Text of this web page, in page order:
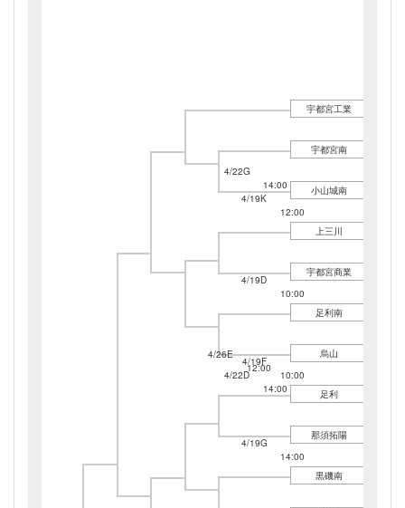
宇都宮工業
4/22G
14:00
宇都宮南
4/19K
12:00
小山城南
4/26E
12:00
上三川
4/19D
10:00
宇都宮商業
4/22D
14:00
足利南
4/19F
10:00
烏山
足利
4/19G
14:00
那須拓陽
黒磯南